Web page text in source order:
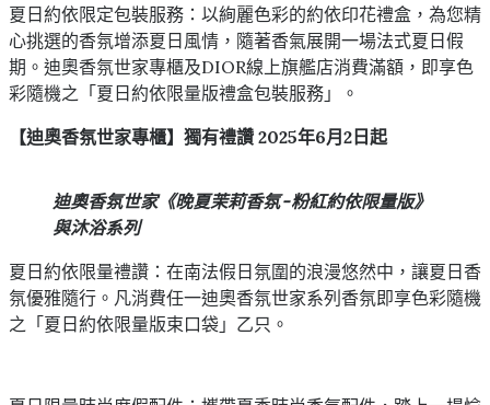
夏日約依限定包裝服務：以絢麗色彩的約依印花禮盒，為您精
心挑選的香氛增添夏日風情，隨著香氣展開一場法式夏日假
期。迪奧香氛世家專櫃及DIOR線上旗艦店消費滿額，即享色
彩隨機之「夏日約依限量版禮盒包裝服務」。
【迪奧香氛世家專櫃】獨有禮讚 2025年6月2日起
迪奧香氛世家《晚夏茉莉香氛-粉紅約依限量版》
與沐浴系列
夏日約依限量禮讚：在南法假日氛圍的浪漫悠然中，讓夏日香
氛優雅隨行。凡消費任一迪奧香氛世家系列香氛即享色彩隨機
之「夏日約依限量版束口袋」乙只。